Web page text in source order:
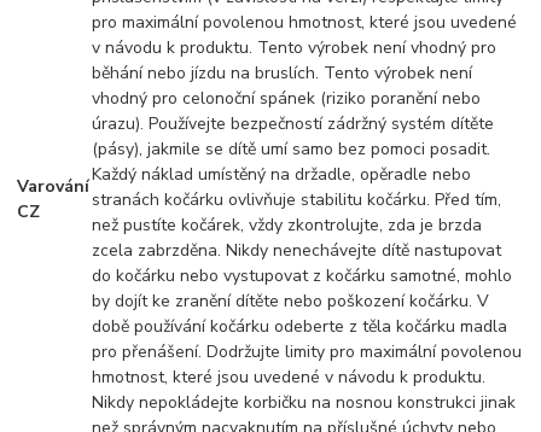
Varování
CZ
pro maximální povolenou hmotnost, které jsou uvedené
v návodu k produktu. Tento výrobek není vhodný pro
běhání nebo jízdu na bruslích. Tento výrobek není
vhodný pro celonoční spánek (riziko poranění nebo
úrazu). Používejte bezpečností zádržný systém dítěte
(pásy), jakmile se dítě umí samo bez pomoci posadit.
Každý náklad umístěný na držadle, opěradle nebo
stranách kočárku ovlivňuje stabilitu kočárku. Před tím,
než pustíte kočárek, vždy zkontrolujte, zda je brzda
zcela zabrzděna. Nikdy nenechávejte dítě nastupovat
do kočárku nebo vystupovat z kočárku samotné, mohlo
by dojít ke zranění dítěte nebo poškození kočárku. V
době používání kočárku odeberte z těla kočárku madla
pro přenášení. Dodržujte limity pro maximální povolenou
hmotnost, které jsou uvedené v návodu k produktu.
Nikdy nepokládejte korbičku na nosnou konstrukci jinak